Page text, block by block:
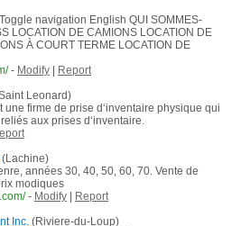
navigation English QUI SOMMES-
LOCATION DE CAMIONS LOCATION DE
À COURT TERME LOCATION DE
- Modify|
Report
Leonard)
une firme de prise d‘inventaire physique qui
aux prises d‘inventaire.
(Lachine)
années 30, 40, 50, 60, 70. Vente de
modiques
- Modify|
Report
Inc.(Riviere-du-Loup)